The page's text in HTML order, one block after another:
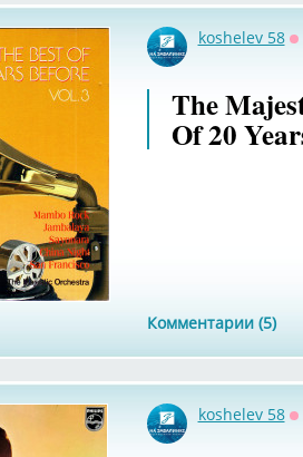
koshelev 58
The
Of 20
Комментарии (5)
koshelev 58